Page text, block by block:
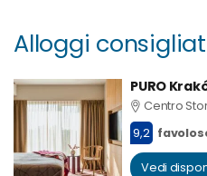
Alloggi
PURO
Centro
9,2
Vedi